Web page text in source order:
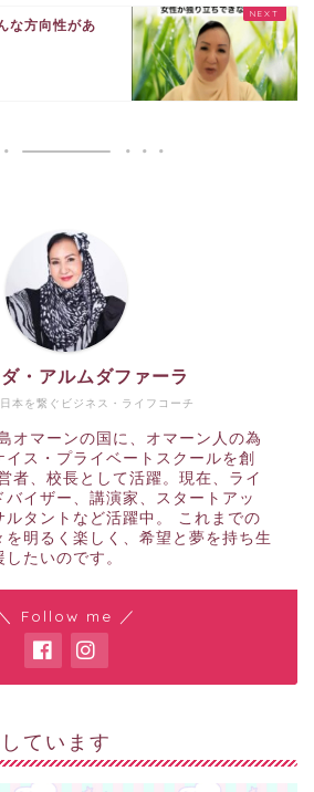
な方向性があ
本を繋ぐビジネス・ライフコーチ
・アルムダファーラ
オマーンの国に、オマーン人の為
ス・プライベートスクールを創
者、校長として活躍。現在、ライ
バイザー、講演家、スタートアッ
ルタントなど活躍中。 これまでの
明るく楽しく、希望と夢を持ち生
たいのです。
＼ Follow me ／
しています